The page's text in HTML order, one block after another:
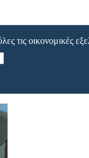
τις οικονομικές